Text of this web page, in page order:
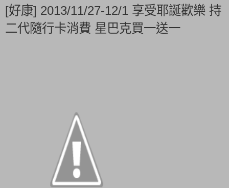
[好康] 2013/11/27-12/1 享受耶誕歡樂 持
二代隨行卡消費 星巴克買一送一